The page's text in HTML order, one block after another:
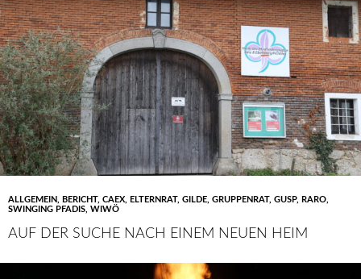
ALLGEMEIN BERICHT, CAEX ELTERNRAT, GILDE GRUPPENRAT, GUSP, RARO
SWINGING PFADIS WIWÖ
AUF DER SUCHE NACH EINEM NEUEN HEIM